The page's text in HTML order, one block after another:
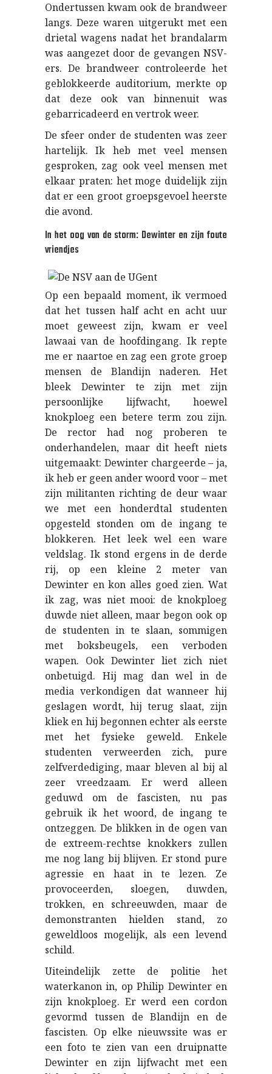
Ondertussen kwam ook de brandweer
langs. Deze waren uitgerukt met een
drietal wagens nadat het brandalarm
was aangezet door de gevangen NSV-
ers. De brandweer controleerde het
geblokkeerde auditorium, merkte op
dat deze ook van binnenuit was
gebarricadeerd en vertrok weer.
De sfeer onder de studenten was zeer
hartelijk. Ik heb met veel mensen
gesproken, zag ook veel mensen met
elkaar praten: het moge duidelijk zijn
dat er een groot groepsgevoel heerste
die avond.
In het oog van de storm: Dewinter en zijn foute
vriendjes
Op een bepaald moment, ik vermoed
dat het tussen half acht en acht uur
moet geweest zijn, kwam er veel
lawaai van de hoofdingang. Ik repte
me er naartoe en zag een grote groep
mensen de Blandijn naderen. Het
bleek Dewinter te zijn met zijn
persoonlijke lijfwacht, hoewel
knokploeg een betere term zou zijn.
De rector had nog proberen te
onderhandelen, maar dit heeft niets
uitgemaakt: Dewinter chargeerde – ja,
ik heb er geen ander woord voor – met
zijn militanten richting de deur waar
we met een honderdtal studenten
opgesteld stonden om de ingang te
blokkeren. Het leek wel een ware
veldslag. Ik stond ergens in de derde
rij, op een kleine 2 meter van
Dewinter en kon alles goed zien. Wat
ik zag, was niet mooi: de knokploeg
duwde niet alleen, maar begon ook op
de studenten in te slaan, sommigen
met boksbeugels, een verboden
wapen. Ook Dewinter liet zich niet
onbetuigd. Hij mag dan wel in de
media verkondigen dat wanneer hij
geslagen wordt, hij terug slaat, zijn
kliek en hij begonnen echter als eerste
met het fysieke geweld. Enkele
studenten verweerden zich, pure
zelfverdediging, maar bleven al bij al
zeer vreedzaam. Er werd alleen
geduwd om de fascisten, nu pas
gebruik ik het woord, de ingang te
ontzeggen. De blikken in de ogen van
de extreem-rechtse knokkers zullen
me nog lang bij blijven. Er stond pure
agressie en haat in te lezen. Ze
provoceerden, sloegen, duwden,
trokken, en schreeuwden, maar de
demonstranten hielden stand, zo
geweldloos mogelijk, als een levend
schild.
Uiteindelijk zette de politie het
waterkanon in, op Philip Dewinter en
zijn knokploeg. Er werd een cordon
gevormd tussen de Blandijn en de
fascisten. Op elke nieuwssite was er
een foto te zien van een druipnatte
Dewinter en zijn lijfwacht met een